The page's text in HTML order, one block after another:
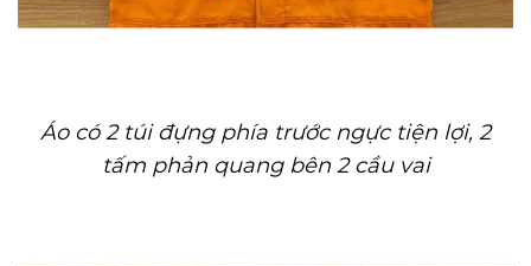
Áo có 2 túi đựng phía trước ngực tiện lợi, 2
tấm phản quang bên 2 cầu vai